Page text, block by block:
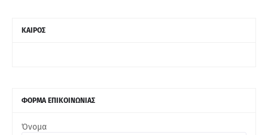
ΚΑΙΡΟΣ
ΦΟΡΜΑ ΕΠΙΚΟΙΝΩΝΙΑΣ
Όνομα